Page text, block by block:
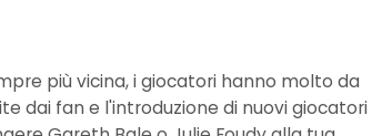
più vicina, i giocatori hanno molto da
dai fan e l'introduzione di nuovi giocatori